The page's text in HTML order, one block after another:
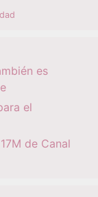
es
el
de Canal